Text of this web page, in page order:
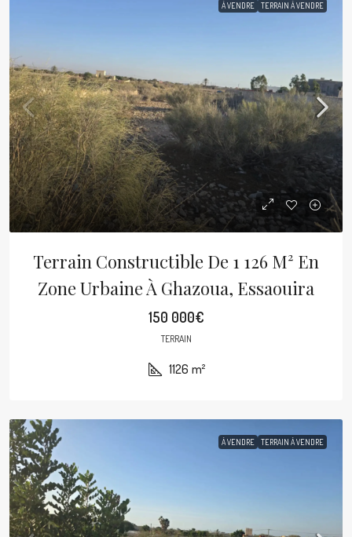
À VENDRE TERRAIN À VENDRE
Terrain Constructible De 1 126 M² En
Zone Urbaine À Ghazoua, Essaouira
150 000€
TERRAIN
1126 m²
À VENDRE TERRAIN À VENDRE